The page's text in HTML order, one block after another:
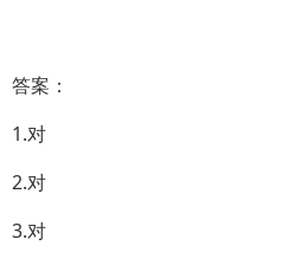
答案：
1.对
2.对
3.对